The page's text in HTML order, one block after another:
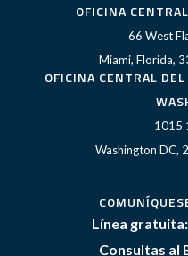
OFICINA
66 West
Miami, Florida,
OFICINA CENTRAL
1015
Washington DC,
Línea gratuita:
Consultas al